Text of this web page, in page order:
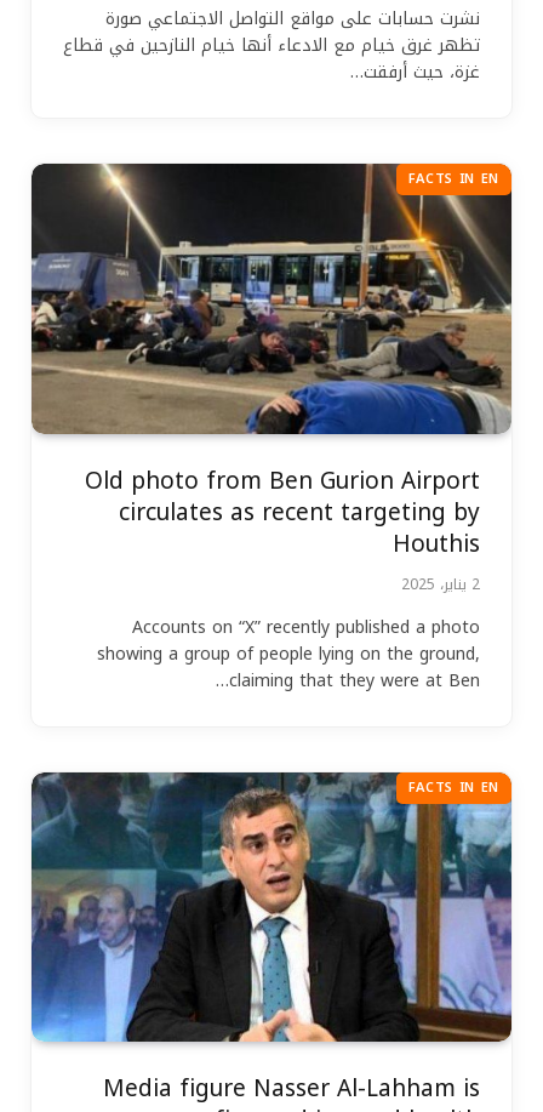
نشرت حسابات على مواقع التواصل الاجتماعي صورة
تظهر غرق خيام مع الادعاء أنها خيام النازحين في قطاع
غزة، حيث أرفقت…
FACTS IN EN
Old photo from Ben Gurion Airport
circulates as recent targeting by
Houthis
2 يناير، 2025
Accounts on “X” recently published a photo
showing a group of people lying on the ground,
claiming that they were at Ben…
FACTS IN EN
Media figure Nasser Al-Lahham is